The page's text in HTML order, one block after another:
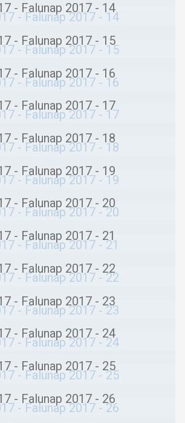
- Falunap 2017 - 14
- Falunap 2017 - 15
- Falunap 2017 - 16
- Falunap 2017 - 17
- Falunap 2017 - 18
- Falunap 2017 - 19
- Falunap 2017 - 20
- Falunap 2017 - 21
- Falunap 2017 - 22
- Falunap 2017 - 23
- Falunap 2017 - 24
- Falunap 2017 - 25
- Falunap 2017 - 26